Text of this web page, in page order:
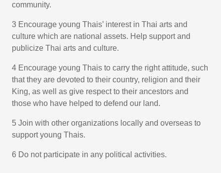
community.
3 Encourage young Thais’ interest in Thai arts and
culture which are national assets. Help support and
publicize Thai arts and culture.
4 Encourage young Thais to carry the right attitude, such
that they are devoted to their country, religion and their
King, as well as give respect to their ancestors and
those who have helped to defend our land.
5 Join with other organizations locally and overseas to
support young Thais.
6 Do not participate in any political activities.